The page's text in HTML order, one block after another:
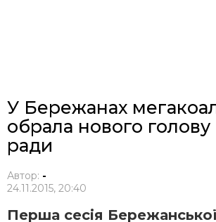
У Бережанах
обрала нового голову
ради
Автор: -
24.11.2015, 20:40
Перша сесія